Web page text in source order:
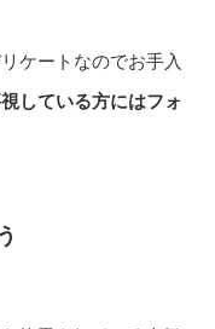
ケートなのでお手入
している方にはフォ